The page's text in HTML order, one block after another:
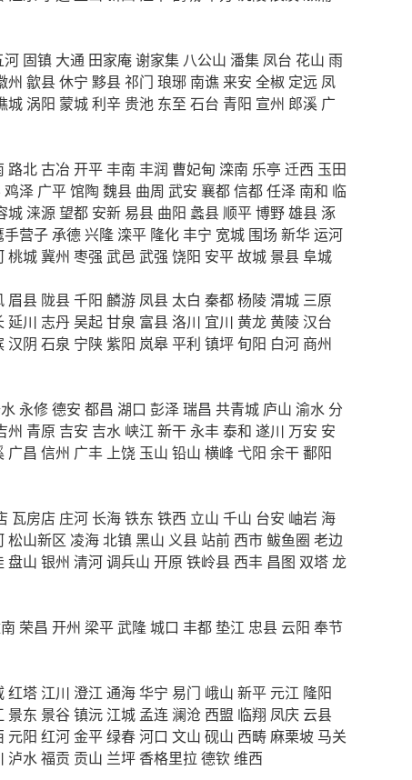
河 固镇 大通 田家庵谢家集 八公山 潘集 凤台 花山 雨
州 歙县休宁 黟县祁门 琅琊 南谯 来安 全椒 定远 凤
城 涡阳 蒙城利辛 贵池 东至 石台 青阳 宣州 郎溪 广
路北古冶 开平丰南 丰润 曹妃甸 滦南 乐亭 迁西 玉田
鸡泽 广平馆陶 魏县 曲周 武安 襄都信都任泽 南和 临
城 涞源望都 安新易县 曲阳 蠡县 顺平博野雄县涿
手营子承德兴隆 滦平 隆化丰宁 宽城 围场 新华运河
桃城冀州 枣强 武邑 武强 饶阳 安平故城 景县阜城
眉县 陇县千阳 麟游 凤县 太白 秦都杨陵渭城 三原
延川 志丹吴起甘泉 富县洛川 宜川 黄龙黄陵汉台
汉阴 石泉 宁陕紫阳 岚皋平利 镇坪旬阳 白河 商州
永修德安 都昌 湖口 彭泽瑞昌 共青城 庐山 渝水 分
州 青原 吉安 吉水 峡江 新干 永丰泰和 遂川 万安 安
广昌 信州 广丰 上饶 玉山 铅山 横峰 弋阳 余干鄱阳
瓦房店 庄河 长海铁东 铁西 立山 千山 台安 岫岩 海
松山新区 凌海北镇黑山 义县 站前 西市 鲅鱼圈 老边
盘山 银州 清河调兵山 开原 铁岭县 西丰 昌图 双塔龙
荣昌 开州 梁平武隆城口 丰都 垫江 忠县 云阳 奉节
红塔 江川 澄江 通海华宁 易门 峨山 新平 元江 隆阳
景东 景谷镇沅 江城 孟连 澜沧 西盟 临翔 凤庆 云县
元阳 红河金平绿春河口 文山 砚山 西畴麻栗坡 马关
泸水福贡 贡山 兰坪 香格里拉 德钦维西